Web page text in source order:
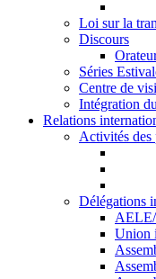
Loi sur la
Discours
Séries
Centre de
Intégration
Relations
Activités des
Délégations
Union